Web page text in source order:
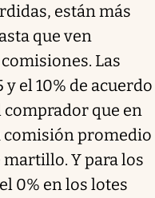
están más
que ven
Las
el 10% de acuerdo
comprador que en
comisión promedio
martillo. Y para los
0% en los lotes